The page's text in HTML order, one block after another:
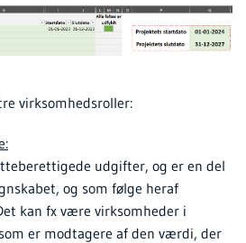
virksomhedsroller:
udgifter, og er en del
og som følge heraf
kan fx være virksomheder i
er modtagere af den værdi, der